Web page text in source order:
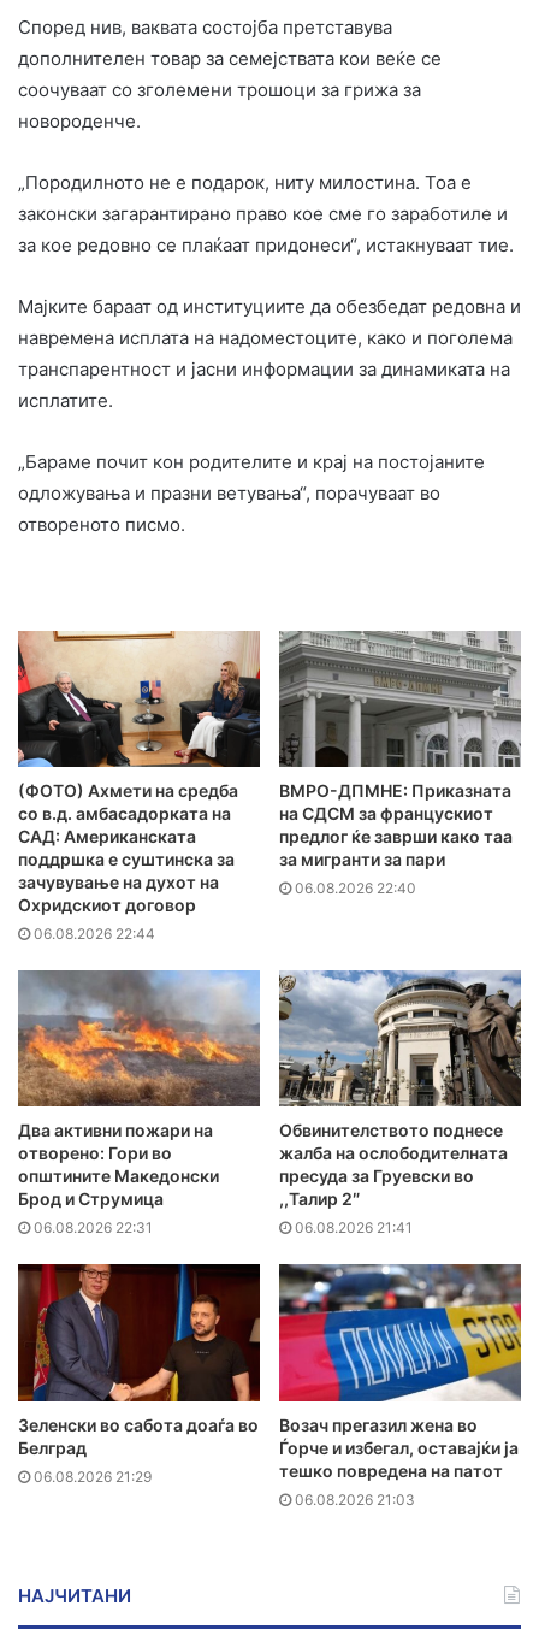
Според нив, ваквата состојба претставува
дополнителен товар за семејствата кои веќе се
соочуваат со зголемени трошоци за грижа за
новороденче.
„Породилното не е подарок, ниту милостина. Тоа е
законски загарантирано право кое сме го заработиле и
за кое редовно се плаќаат придонеси“, истакнуваат тие.
Мајките бараат од институциите да обезбедат редовна и
навремена исплата на надоместоците, како и поголема
транспарентност и јасни информации за динамиката на
исплатите.
„Бараме почит кон родителите и крај на постојаните
одложувања и празни ветувања“, порачуваат во
отвореното писмо.
(ФОТО) Ахмети на средба
со в.д. амбасадорката на
САД: Американската
поддршка е суштинска за
зачувување на духот на
Охридскиот договор
06.08.2026 22:44
ВМРО-ДПМНЕ: Приказната
на СДСМ за францускиот
предлог ќе заврши како таа
за мигранти за пари
06.08.2026 22:40
Два активни пожари на
отворено: Гори во
општините Македонски
Брод и Струмица
06.08.2026 22:31
Обвинителството поднесе
жалба на ослободителната
пресуда за Груевски во
,,Талир 2″
06.08.2026 21:41
Зеленски во сабота доаѓа во
Белград
06.08.2026 21:29
Возач прегазил жена во
Ѓорче и избегал, оставајќи ја
тешко повредена на патот
06.08.2026 21:03
НАЈЧИТАНИ